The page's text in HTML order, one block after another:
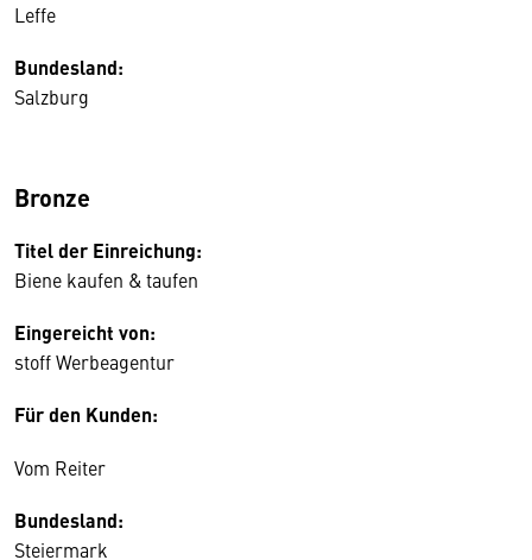
Leffe
Bundesland:
Salzburg
Bronze
Titel der Einreichung:
Biene kaufen & taufen
Eingereicht von:
stoff Werbeagentur
Für den Kunden:
Vom Reiter
Bundesland:
Steiermark